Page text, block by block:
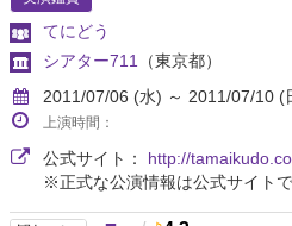
てにどう
シアター711
（東京都）
2011/07/06 (水) ～ 2011/07/10 (
上演時間：
公式サイト： http://
※正式な公演情報は公式サイトで